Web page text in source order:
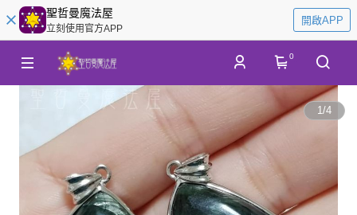
聖哲曼魔法屋
立刻使用官方APP
開啟APP
0
1/4